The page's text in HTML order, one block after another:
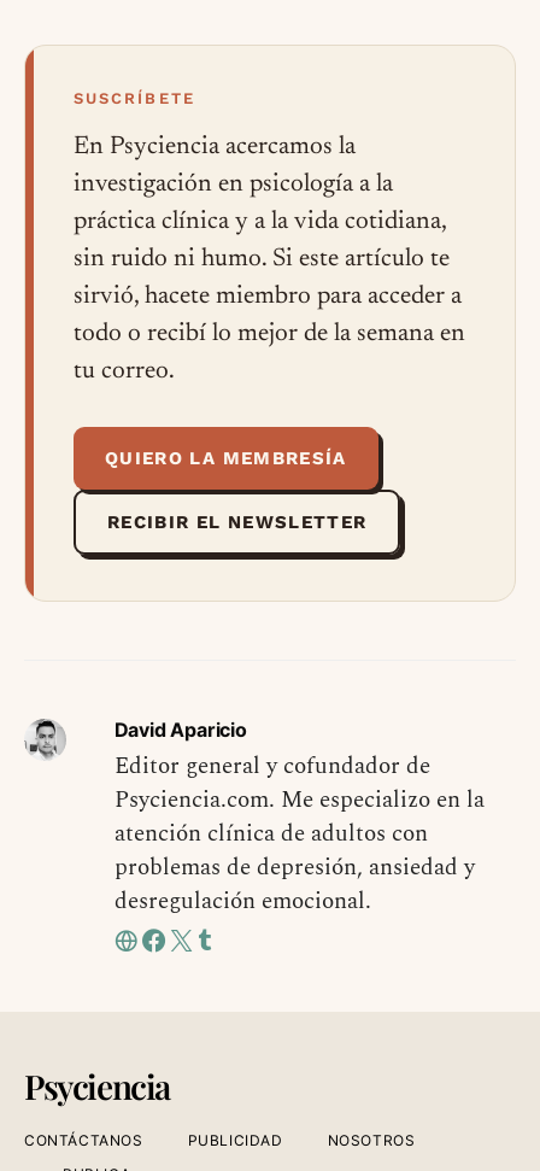
SUSCRÍBETE
En Psyciencia acercamos la
investigación en psicología a la
práctica clínica y a la vida cotidiana,
sin ruido ni humo. Si este artículo te
sirvió, hacete miembro para acceder a
todo o recibí lo mejor de la semana en
tu correo.
QUIERO LA MEMBRESÍA
RECIBIR EL NEWSLETTER
David Aparicio
Editor general y cofundador de
Psyciencia.com. Me especializo en la
atención clínica de adultos con
problemas de depresión, ansiedad y
desregulación emocional.
Psyciencia
CONTÁCTANOS PUBLICIDAD
NOSOTROS